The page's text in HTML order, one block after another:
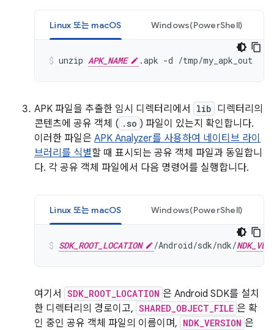
Linux 또는 macOS Windows(PowerShell)
unzip APK_NAME
APK 파일을 추출한 임시 디렉터리에서 lib 디렉터리의
콘텐츠에 공유 객체 ( .so ) 파일이 있는지 확인합니다.
이러한 파일은 APK Analyzer를 사용하여 네이티브 라이
브러리를 식별할 때 표시되는 공유 객체 파일과 동일합니
다. 각 공유 객체 파일에서 다음 명령어를 실행합니다.
Linux 또는 macOS Windows(PowerShell)
SDK_ROOT_LOCATION /Android/sdk/ndk/
여기서 SDK_ROOT_LOCATION 은 Android SDK를 설치
한 디렉터리의 경로이고, SHARED_OBJECT_FILE 은 확
인 중인 공유 객체 파일의 이름이며, NDK_VERSION 은